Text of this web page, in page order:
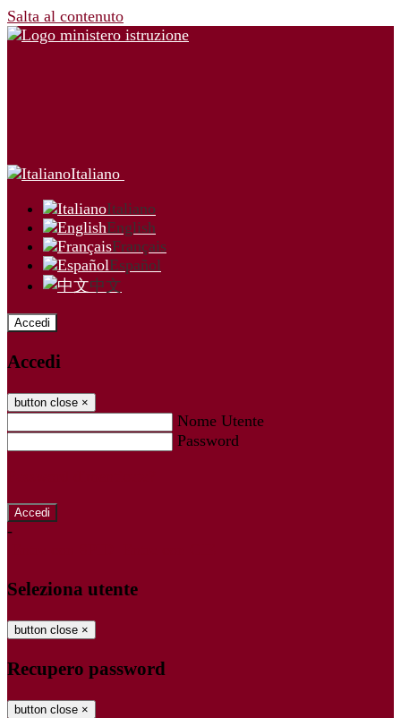
Salta al contenuto
Italiano
Italiano
English
Français
Español
中文
Accedi
Accedi
button close ×
Nome Utente
Password
-
Seleziona utente
button close ×
Recupero password
button close ×